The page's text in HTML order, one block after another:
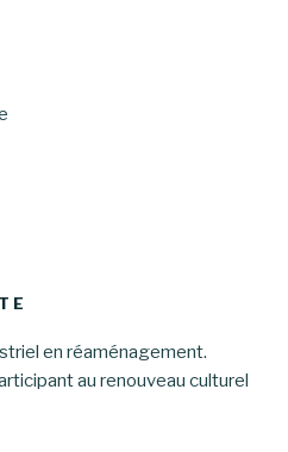
en réaménagement.
au renouveau culturel